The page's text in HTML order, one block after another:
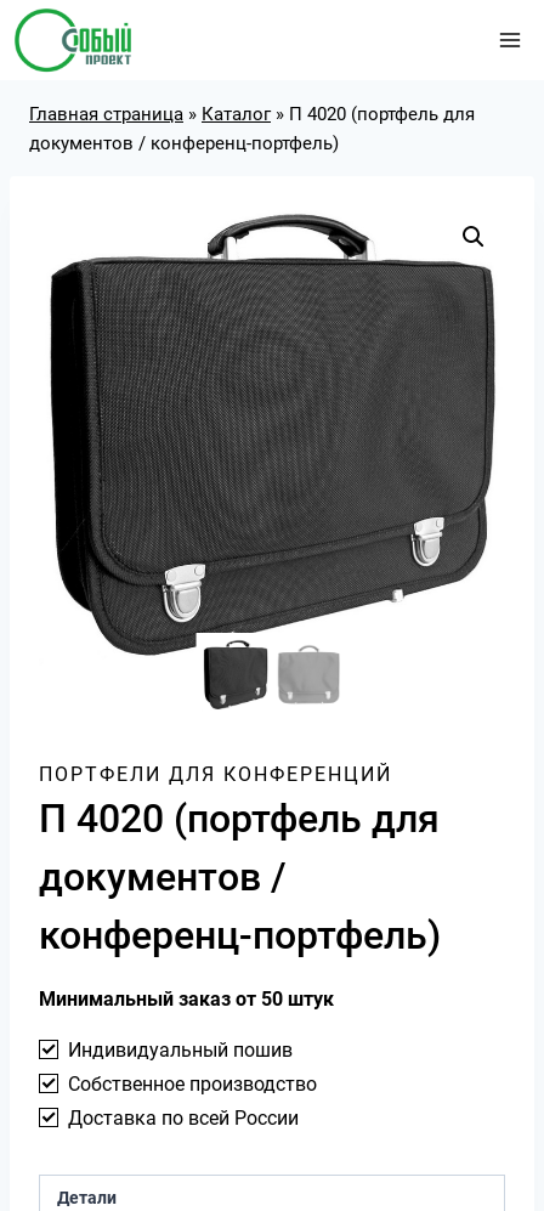
Перейти
содержимому
Главная страница » Каталог» П 4020 (портфель для
документов / конференц-портфель)
ПОРТФЕЛИ ДЛЯ КОНФЕРЕНЦИЙ
П 4020 (портфель для
документов /
конференц-портфель)
Минимальный заказ от 50 штук
Индивидуальный пошив
Собственное производство
Доставка по всей России
Детали